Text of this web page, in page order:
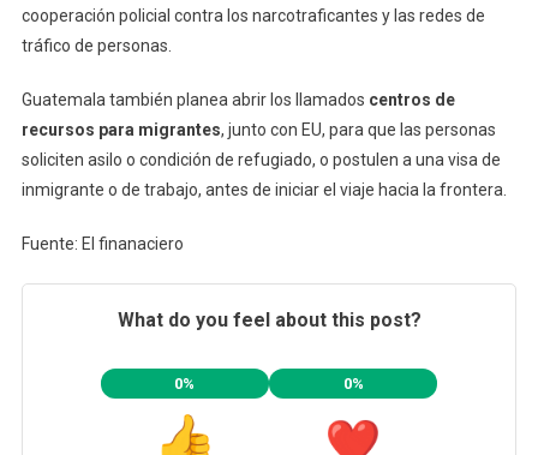
cooperación policial contra los narcotraficantes y las redes de
tráfico de personas.
Guatemala también planea abrir los llamados centros de
recursos para migrantes, junto con EU, para que las personas
soliciten asilo o condición de refugiado, o postulen a una visa de
inmigrante o de trabajo, antes de iniciar el viaje hacia la frontera.
Fuente: El finanaciero
What do you feel about this post?
0% 0%